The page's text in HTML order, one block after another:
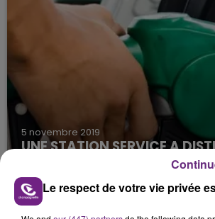
5 novembre 2019
UNE STATION SERVICE A
L'ESSENCE GRATUITEMENT
Le respect de votre vie privée